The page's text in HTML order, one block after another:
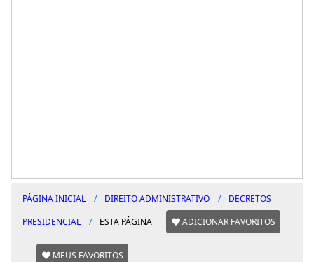
PÁGINA INICIAL DIREITO ADMINISTRATIVO
DECRETOS
PRESIDENCIAL
ESTA PÁGINA ADICIONAR FAVORITOS
MEUS FAVORITOS